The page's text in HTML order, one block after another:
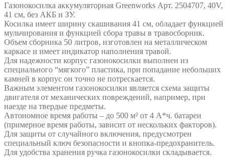
Газонокосилка аккумуляторная Greenworks Арт. 2504707, 40V,
41 см, без АКБ и ЗУ.
Косилка имеет ширину скашивания 41 см, обладает функцией
мульчирования и функцией сбора травы в травосборник.
Объем сборника 50 литров, изготовлен на металлическом
каркасе и имеет индикатор наполнения травой.
Для надежности корпус газонокосилки выполнен из
специального “мягкого” пластика, при попадание небольших
камней в корпус он точно не потрескается.
Важным элементом газонокосилки является схема защиты
двигателя от механических повреждений, например, при
наезде на твердые предметы.
Автономное время работы – до 500 м² от 4 A*ч. батареи
(примерное время работы, зависит от нескольких факторов).
Для защиты от случайного включения, предусмотрен
специальный ключ безопасности и кнопка-предохранитель.
Для удобства хранения ручка газонокосилки складывается.